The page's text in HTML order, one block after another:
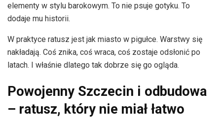
elementy w stylu barokowym. To nie psuje gotyku. To
dodaje mu historii.
W praktyce ratusz jest jak miasto w pigułce. Warstwy się
nakładają. Coś znika, coś wraca, coś zostaje odsłonić po
latach. I właśnie dlatego tak dobrze się go ogląda.
Powojenny Szczecin i odbudowa
– ratusz, który nie miał łatwo